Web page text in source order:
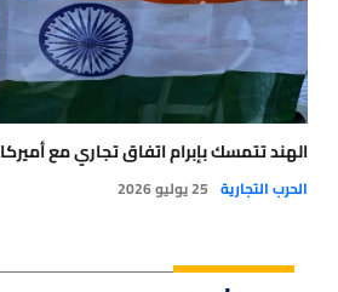
الهند تتمسك بإبرام اتفاق تجاري مع أميركا
الحرب التجارية 25 يوليو 2026